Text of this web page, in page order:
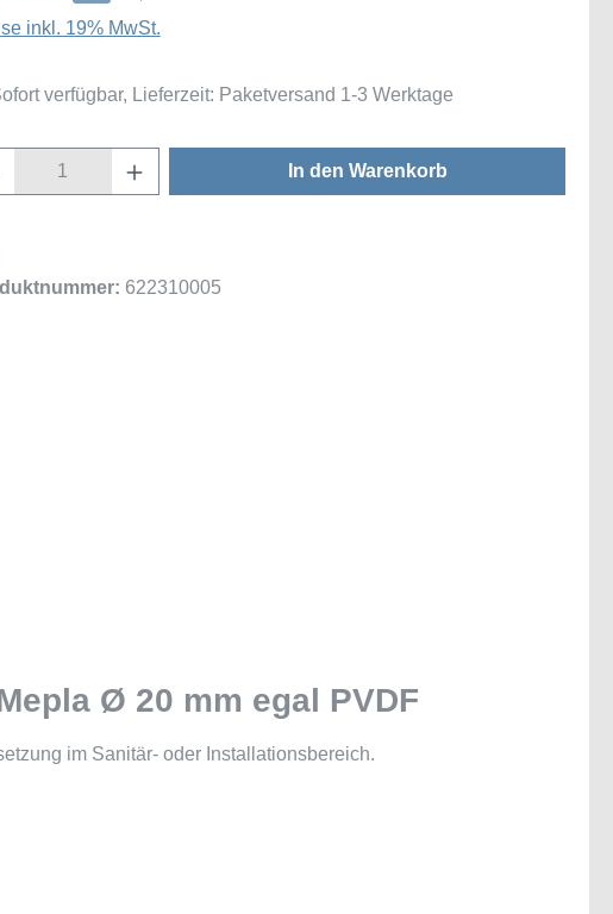
inkl. 19% MwSt.
verfügbar, Lieferzeit: Paketversand 1-3 Werktage
Anzahl: Gib den gewünschten Wert ein
In den Warenkorb
622310005
Ø 20 mm egal PVDF
im Sanitär- oder Installationsbereich.